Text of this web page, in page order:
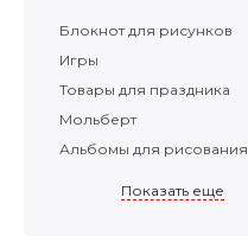
Блокнот для рисунков
Игры
Товары для праздника
Мольберт
Альбомы для рисования
Показать еще